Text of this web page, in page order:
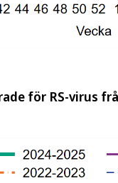
för RS-virus